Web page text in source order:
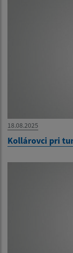
18.08.2025
Kollárovci pri